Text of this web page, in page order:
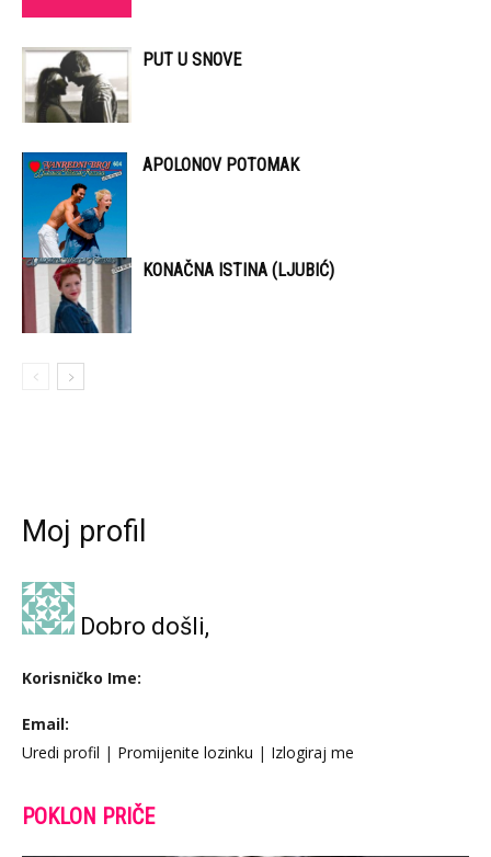
PUT U SNOVE
APOLONOV POTOMAK
KONAČNA ISTINA (LJUBIĆ)
Moj profil
Dobro došli,
Korisničko Ime:
Email:
Uredi profil | Promijenite lozinku | Izlogiraj me
POKLON PRIČE